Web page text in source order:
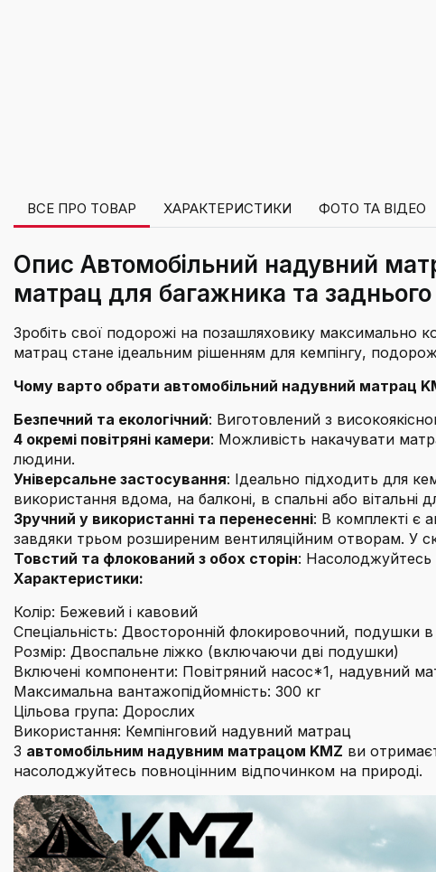
ВСЕ ПРО ТОВАР ХАРАКТЕРИСТИКИ ФОТО ТА ВІДЕО
Опис Автомобільний надувний
матрац для багажника та
Зробіть свої подорожі на позашляховику максимально
матрац стане ідеальним рішенням для кемпінгу,
Чому варто обрати автомобільний надувний матрац
Безпечний та екологічний: Виготовлений з
4 окремі повітряні камери: Можливість накачувати
людини.
Універсальне застосування: Ідеально підходить для
використання вдома, на балконі, в спальні або вітальні
Зручний у використанні та перенесенні: В комплекті є
завдяки трьом розширеним вентиляційним отворам. У
Товстий та флокований з обох сторін: Насолоджуйтесь
Характеристики:
Колір: Бежевий і кавовий
Спеціальність: Двосторонній флокировочний, подушки в
Розмір: Двоспальне ліжко (включаючи дві подушки)
Включені компоненти: Повітряний насос*1, надувний
Максимальна вантажопідйомність: 300 кг
Цільова група: Дорослих
Використання: Кемпінговий надувний матрац
З автомобільним надувним матрацом KMZ ви
насолоджуйтесь повноцінним відпочинком на природі.